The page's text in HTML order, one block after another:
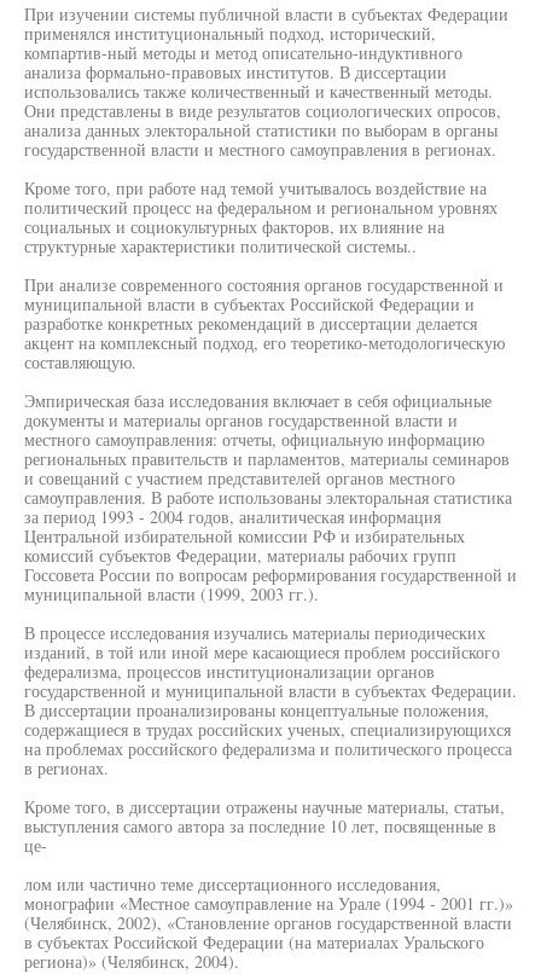
При изучении системы публичной власти в субъектах Федерации
применялся институциональный подход, исторический,
компартив-ный методы и метод описательно-индуктивного
анализа формально-правовых институтов. В диссертации
использовались также количественный и качественный методы.
Они представлены в виде результатов социологических опросов,
анализа данных электоральной статистики по выборам в органы
государственной власти и местного самоуправления в регионах.
Кроме того, при работе над темой учитывалось воздействие на
политический процесс на федеральном и региональном уровнях
социальных и социокультурных факторов, их влияние на
структурные характеристики политической системы..
При анализе современного состояния органов государственной и
муниципальной власти в субъектах Российской Федерации и
разработке конкретных рекомендаций в диссертации делается
акцент на комплексный подход, его теоретико-методологическую
составляющую.
Эмпирическая база исследования включает в себя официальные
документы и материалы органов государственной власти и
местного самоуправления: отчеты, официальную информацию
региональных правительств и парламентов, материалы семинаров
и совещаний с участием представителей органов местного
самоуправления. В работе использованы электоральная статистика
за период 1993 - 2004 годов, аналитическая информация
Центральной избирательной комиссии РФ и избирательных
комиссий субъектов Федерации, материалы рабочих групп
Госсовета России по вопросам реформирования государственной и
муниципальной власти (1999, 2003 гг.).
В процессе исследования изучались материалы периодических
изданий, в той или иной мере касающиеся проблем российского
федерализма, процессов институционализации органов
государственной и муниципальной власти в субъектах Федерации.
В диссертации проанализированы концептуальные положения,
содержащиеся в трудах российских ученых, специализирующихся
на проблемах российского федерализма и политического процесса
в регионах.
Кроме того, в диссертации отражены научные материалы, статьи,
выступления самого автора за последние 10 лет, посвященные в
це-
лом или частично теме диссертационного исследования,
монографии «Местное самоуправление на Урале (1994 - 2001 гг.)»
(Челябинск, 2002), «Становление органов государственной власти
в субъектах Российской Федерации (на материалах Уральского
региона)» (Челябинск, 2004).